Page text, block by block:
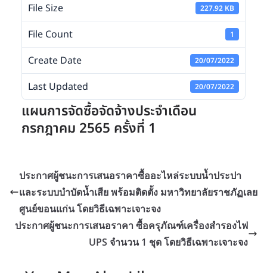
File Size 227.92 KB
File Count 1
Create Date 20/07/2022
Last Updated 20/07/2022
แผนการจัดซื้อจัดจ้างประจำเดือน
กรกฎาคม 2565 ครั้งที่ 1
ประกาศผู้ชนะการเสนอราคาซื้ออะไหล่ระบบน้ำประปา
และระบบบำบัดน้ำเสีย พร้อมติดตั้ง มหาวิทยาลัยราชภัฏเลย
ศูนย์ขอนแก่น โดยวิธีเฉพาะเจาะจง
ประกาศผู้ชนะการเสนอราคา ซื้อครุภัณฑ์เครื่องสำรองไฟ
UPS จำนวน 1 ชุด โดยวิธีเฉพาะเจาะจง